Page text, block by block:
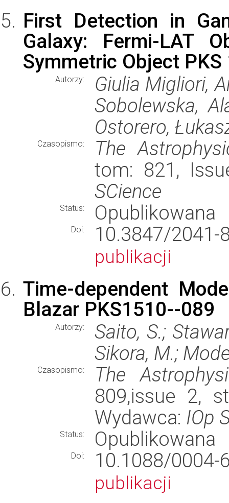
First Detection in
Galaxy: Fermi-LAT
Symmetric Object
Autorzy:
Giulia Migliori,
Sobolewska,
Ostorero,
Czasopismo:
The
tom: 821,
SCience
Status: Opublikowana
Doi: 10.3847/
publikacji
Time-dependent
Blazar PKS1510--089
Autorzy:
Saito, S.;
Sikora, M.;
Czasopismo:
The
809,issue 2,
Wydawca: IOp
Status: Opublikowana
Doi: 10.1088/
publikacji